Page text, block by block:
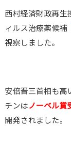
西村経済財政再生
ィルス治療薬候補
視察しました。
安倍晋三首相も高
チンはノーベル賞
開発されました。